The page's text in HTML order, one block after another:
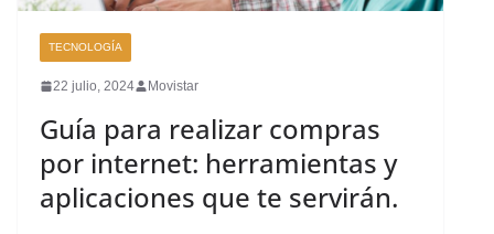
TECNOLOGÍA
22 julio, 2024 Movistar
Guía para realizar compras
por internet: herramientas y
aplicaciones que te servirán.